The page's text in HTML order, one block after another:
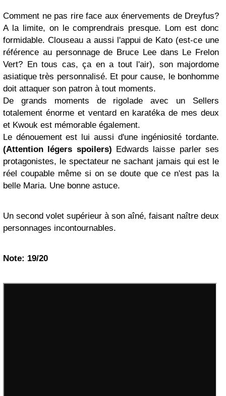
Comment ne pas rire face aux énervements de Dreyfus?
A la limite, on le comprendrais presque. Lom est donc
formidable. Clouseau a aussi l'appui de Kato (est-ce une
référence au personnage de Bruce Lee dans Le Frelon
Vert? En tous cas, ça en a tout l'air), son majordome
asiatique très personnalisé. Et pour cause, le bonhomme
doit attaquer son patron à tout moments.
De grands moments de rigolade avec un Sellers
totalement énorme et ventard en karatéka de mes deux
et Kwouk est mémorable également.
Le dénouement est lui aussi d'une ingéniosité tordante.
(Attention légers spoilers) Edwards laisse parler ses
protagonistes, le spectateur ne sachant jamais qui est le
réel coupable même si on se doute que ce n'est pas la
belle Maria. Une bonne astuce.
Un second volet supérieur à son aîné, faisant naître deux
personnages incontournables.
Note: 19/20